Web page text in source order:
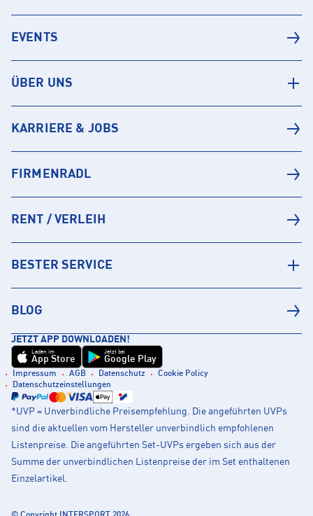
EVENTS
ÜBER UNS
KARRIERE & JOBS
FIRMENRADL
RENT / VERLEIH
BESTER SERVICE
BLOG
JETZT APP DOWNLOADEN!
Laden im
App Store
Jetzt bei
Google Play
Impressum AGB Datenschutz
Cookie Policy
Datenschutzeinstellungen
*UVP = Unverbindliche Preisempfehlung. Die angeführten UVPs
sind die aktuellen vom Hersteller unverbindlich empfohlenen
Listenpreise. Die angeführten Set-UVPs ergeben sich aus der
Summe der unverbindlichen Listenpreise der im Set enthaltenen
Einzelartikel.